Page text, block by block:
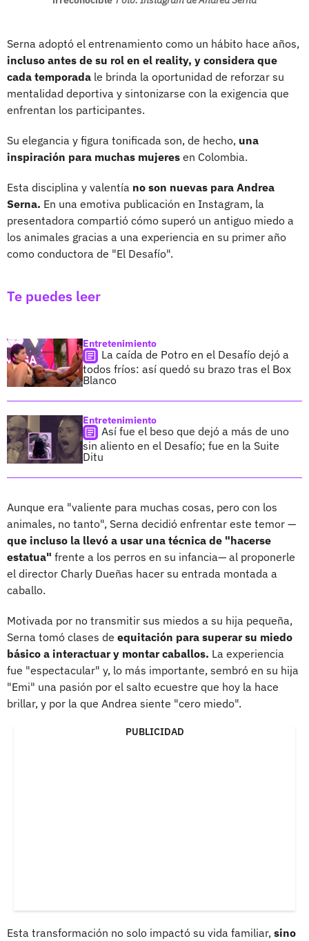
Serna adoptó el entrenamiento como un hábito hace años,
incluso antes de su rol en el reality, y considera que
cada temporada le brinda la oportunidad de reforzar su
mentalidad deportiva y sintonizarse con la exigencia que
enfrentan los participantes.
Su elegancia y figura tonificada son, de hecho, una
inspiración para muchas mujeres en Colombia.
Esta disciplina y valentía no son nuevas para Andrea
Serna. En una emotiva publicación en Instagram, la
presentadora compartió cómo superó un antiguo miedo a
los animales gracias a una experiencia en su primer año
como conductora de "El Desafío".
Te puedes leer
Entretenimiento
La caída de Potro en el Desafío dejó a
todos fríos: así quedó su brazo tras el Box
Blanco
Entretenimiento
Así fue el beso que dejó a más de uno
sin aliento en el Desafío; fue en la Suite
Ditu
Aunque era "valiente para muchas cosas, pero con los
animales, no tanto", Serna decidió enfrentar este temor —
que incluso la llevó a usar una técnica de "hacerse
estatua" frente a los perros en su infancia— al proponerle
el director Charly Dueñas hacer su entrada montada a
caballo.
Motivada por no transmitir sus miedos a su hija pequeña,
Serna tomó clases de equitación para superar su miedo
básico a interactuar y montar caballos. La experiencia
fue "espectacular" y, lo más importante, sembró en su hija
"Emi" una pasión por el salto ecuestre que hoy la hace
brillar, y por la que Andrea siente "cero miedo".
PUBLICIDAD
Esta transformación no solo impactó su vida familiar, sino